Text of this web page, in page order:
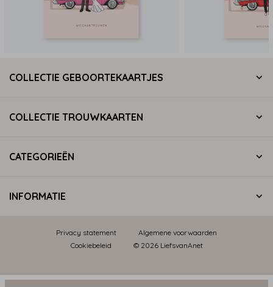
COLLECTIE GEBOORTEKAARTJES
COLLECTIE TROUWKAARTEN
CATEGORIEËN
INFORMATIE
Privacy statement
Algemene voorwaarden
Cookiebeleid
© 2026 LiefsvanAnet